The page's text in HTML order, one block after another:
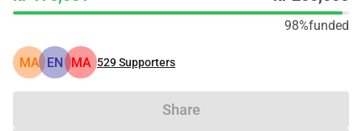
98%funded
MA EN MA 529Supporters
Share